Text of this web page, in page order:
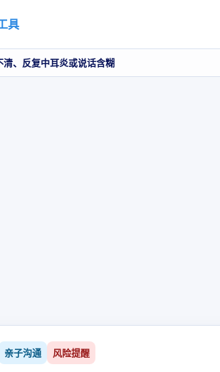
具
清、反复中耳炎或说话含糊
亲子沟通 风险提醒